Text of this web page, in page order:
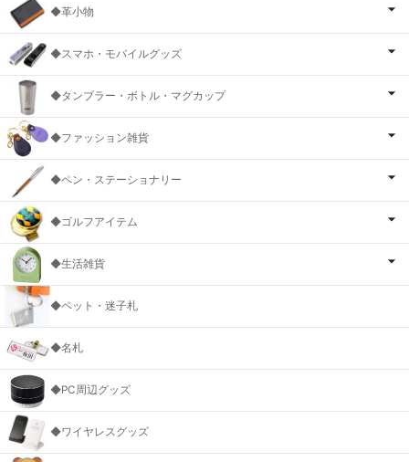
◆革小物
◆スマホ・モバイルグッズ
◆タンブラー・ボトル・マグカップ
◆ファッション雑貨
◆ペン・ステーショナリー
◆ゴルフアイテム
◆生活雑貨
◆ペット・迷子札
◆名札
◆PC周辺グッズ
◆ワイヤレスグッズ